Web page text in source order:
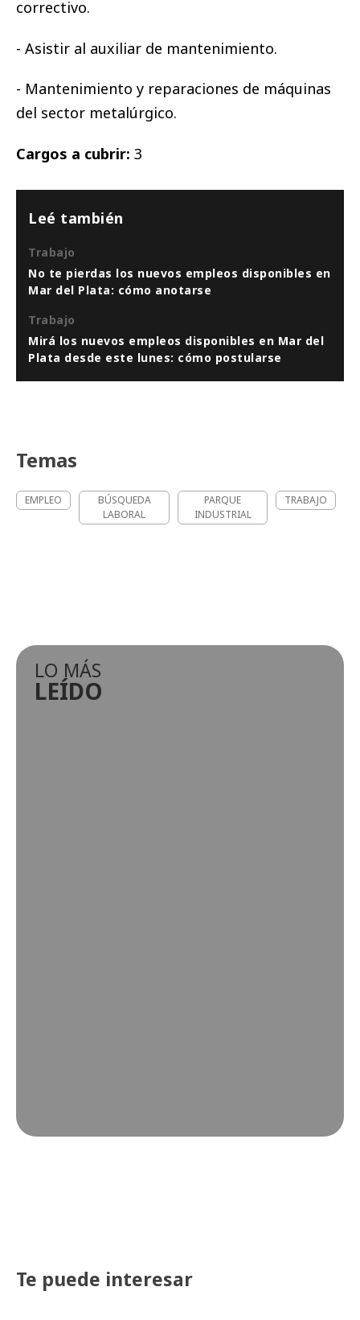
correctivo.
- Asistir al auxiliar de mantenimiento.
- Mantenimiento y reparaciones de máquinas
del sector metalúrgico.
Cargos a cubrir: 3
Leé también
Trabajo
No te pierdas los nuevos empleos disponibles en
Mar del Plata: cómo anotarse
Trabajo
Mirá los nuevos empleos disponibles en Mar del
Plata desde este lunes: cómo postularse
Temas
EMPLEO
BÚSQUEDA
LABORAL
PARQUE
INDUSTRIAL
TRABAJO
LO MÁS
LEÍDO
Te puede interesar